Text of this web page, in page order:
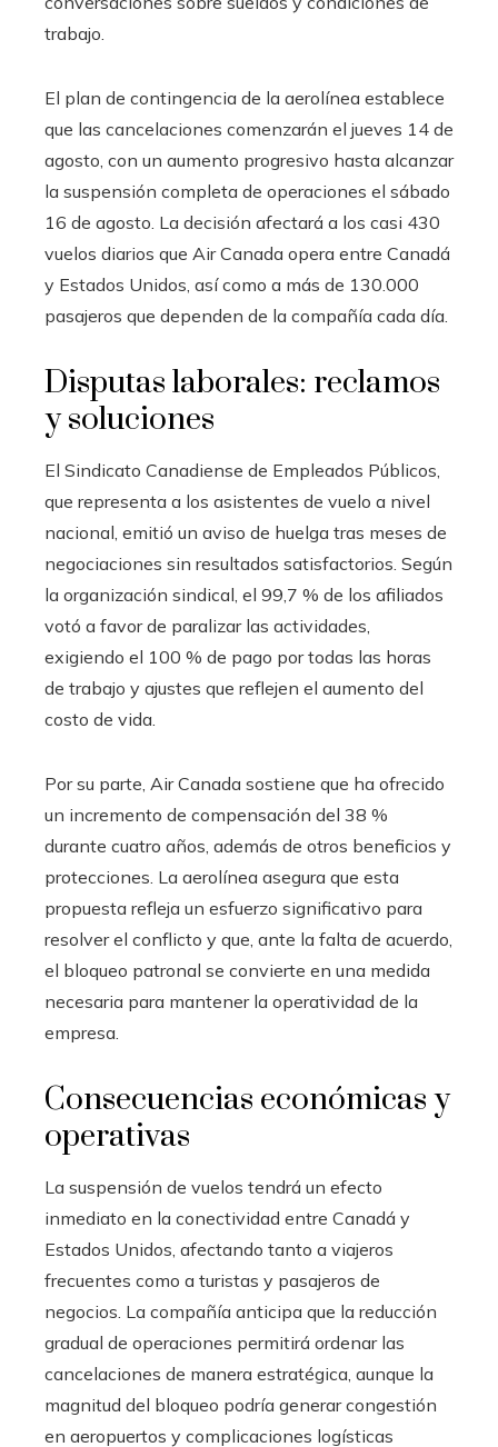
trabajo.
El plan de contingencia de la aerolínea establece
que las cancelaciones comenzarán el jueves 14 de
agosto, con un aumento progresivo hasta alcanzar
la suspensión completa de operaciones el sábado
16 de agosto. La decisión afectará a los casi 430
vuelos diarios que Air Canada opera entre Canadá
y Estados Unidos, así como a más de 130.000
pasajeros que dependen de la compañía cada día.
Disputas laborales: reclamos
y soluciones
El Sindicato Canadiense de Empleados Públicos,
que representa a los asistentes de vuelo a nivel
nacional, emitió un aviso de huelga tras meses de
negociaciones sin resultados satisfactorios. Según
la organización sindical, el 99,7 % de los afiliados
votó a favor de paralizar las actividades,
exigiendo el 100 % de pago por todas las horas
de trabajo y ajustes que reflejen el aumento del
costo de vida.
Por su parte, Air Canada sostiene que ha ofrecido
un incremento de compensación del 38 %
durante cuatro años, además de otros beneficios y
protecciones. La aerolínea asegura que esta
propuesta refleja un esfuerzo significativo para
resolver el conflicto y que, ante la falta de acuerdo,
el bloqueo patronal se convierte en una medida
necesaria para mantener la operatividad de la
empresa.
Consecuencias económicas y
operativas
La suspensión de vuelos tendrá un efecto
inmediato en la conectividad entre Canadá y
Estados Unidos, afectando tanto a viajeros
frecuentes como a turistas y pasajeros de
negocios. La compañía anticipa que la reducción
gradual de operaciones permitirá ordenar las
cancelaciones de manera estratégica, aunque la
magnitud del bloqueo podría generar congestión
en aeropuertos y complicaciones logísticas